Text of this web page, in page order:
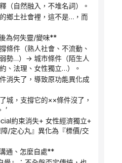
（自然融入，不堆名詞）。
為何失靈/變味**
勢…）→ 城市條件（陌生人
、法理、女性獨立…）。
’
/定心丸』異化為『標價/交
通、怎麼自處**